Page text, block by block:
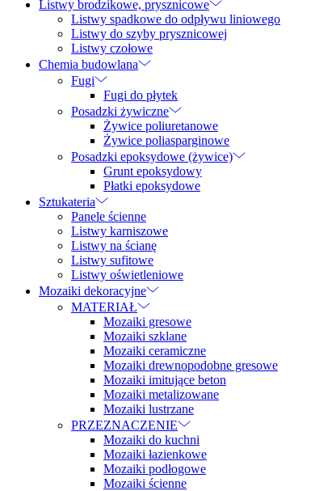
Listwy brodzikowe, prysznicowe
Listwy spadkowe do odpływu liniowego
Listwy do szyby prysznicowej
Listwy czołowe
Chemia budowlana
Fugi
Fugi do płytek
Posadzki żywiczne
Żywice poliuretanowe
Żywice poliasparginowe
Posadzki epoksydowe (żywice)
Grunt epoksydowy
Płatki epoksydowe
Sztukateria
Panele ścienne
Listwy karniszowe
Listwy na ścianę
Listwy sufitowe
Listwy oświetleniowe
Mozaiki dekoracyjne
MATERIAŁ
Mozaiki gresowe
Mozaiki szklane
Mozaiki ceramiczne
Mozaiki drewnopodobne gresowe
Mozaiki imitujące beton
Mozaiki metalizowane
Mozaiki lustrzane
PRZEZNACZENIE
Mozaiki do kuchni
Mozaiki łazienkowe
Mozaiki podłogowe
Mozaiki ścienne